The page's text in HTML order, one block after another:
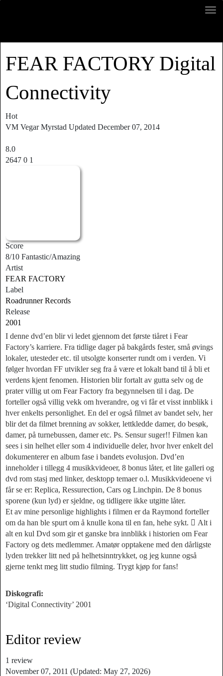
FEAR FACTORY Digital
Connectivity
Hot
VM Vegar Myrstad Updated December 07, 2014
8.0
2647 0 1
Score
8/10 Fantastic/Amazing
Artist
FEAR FACTORY
Label
Roadrunner Records
Release
2001
I denne dvd’en blir vi ledet gjennom det første tiåret i Fear
Factory’s karriere. Fra tidlige dager på bakgårds fester, små øvings
lokaler, utesteder etc. til utsolgte konserter rundt om i verden. Vi
følger hvordan FF utvikler seg fra å være et lokalt band til å bli et
verdens kjent fenomen. Historien blir fortalt av gutta selv og de
prater villig ut om Fear Factory fra begynnelsen til i dag. De
forteller også villig vekk om hverandre, og vi får et visst innblikk i
hver enkelts personlighet. En del er også filmet av bandet selv, her
blir det da filmet brenning av sokker, lettkledde damer, do besøk,
damer, på turnebussen, damer etc. Ps. Sensur suger!! Filmen kan
sees i sin helhet eller som 4 individuelle deler, hvor hver enkelt del
dokumenterer en album fase i bandets evolusjon. Dvd’en
inneholder i tillegg 4 musikkvideoer, 8 bonus låter, et lite galleri og
dvd rom stasj med linker, desktopp temaer o.l. Musikkvideoene vi
får se er: Replica, Ressurection, Cars og Linchpin. De 8 bonus
sporene (kun lyd) er sjeldne, og tidligere ikke utgitte låter.
Et av mine personlige highlights i filmen er da Raymond forteller
om da han ble spurt om å knulle kona til en fan, hehe sykt.  Alt i
alt en kul Dvd som gir et ganske bra innblikk i historien om Fear
Factory og dets medlemmer. Amatør opptakene med den dårligste
lyden trekker litt ned på helhetsinntrykket, og jeg kunne også
gjerne tenkt meg litt studio filming. Trygt kjøp for fans!
Diskografi:
‘Digital Connectivity’ 2001
Editor review
1 review
November 07, 2011 (Updated: May 27, 2026)